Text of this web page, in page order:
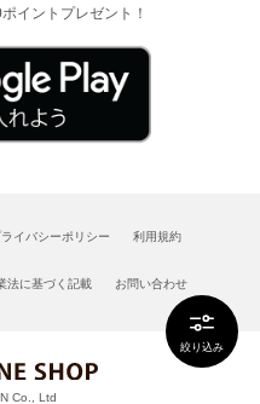
絞り込み
イントプレゼント！
ライバシーポリシー 利用規約
法に基づく記載 お問い合わせ
Co., Ltd